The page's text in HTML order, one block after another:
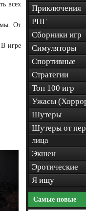
всех
От
игре
Приключения
РПГ
Сборники игр
Симуляторы
Спортивные
Стратегии
Топ 100 игр
Ужасы
Шутеры
Шутеры от
лица
Экшен
Эротические
Я ищу
Самые новые